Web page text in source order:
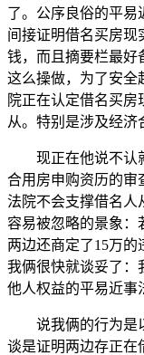
了。公序良俗的平易
间接证明借名买房现
钱，而且摘要栏最好
这么操做，为了安全
院正在认定借名买
从。特别是涉及经济
现正在他说不认就
合用房申购资历的审
法院不会支撑借名人
容易被忽略的景象：
两边还商定了15万的
我俩很快就谈妥了：
他人权益的平易近事
说我俩的行为是以
谈是证明两边存正在